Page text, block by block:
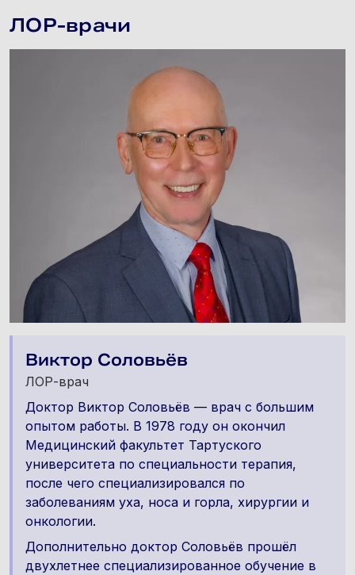
ЛОР-врачи
Виктор Соловьёв
ЛОР-врач
Доктор Виктор Соловьёв — врач с большим
опытом работы. В 1978 году он окончил
Медицинский факультет Тартуского
университета по специальности терапия,
после чего специализировался по
заболеваниям уха, носа и горла, хирургии и
онкологии.
Дополнительно доктор Соловьёв прошёл
двухлетнее специализированное обучение в